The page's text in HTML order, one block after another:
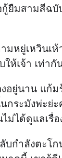
ยืมสามสีฉบั
มหยู่เหวินเห้
ให้เจ้า เท่ากั
อยู่นาน แก้ม
กระมังพ่ะย่
ม่ได้ดูแลเรื่